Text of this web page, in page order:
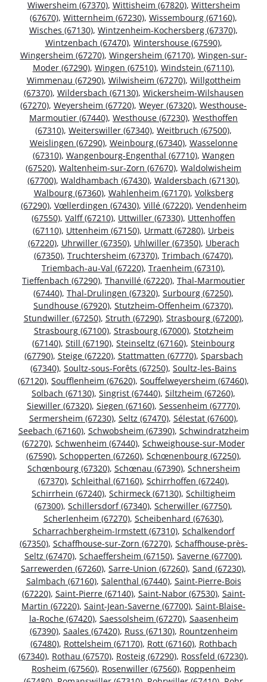
Wiwersheim (67370), Wittisheim (67820), Wittersheim
(67670), Witternheim (67230), Wissembourg (67160),
Wisches (67130), Wintzenheim-Kochersberg (67370),
Wintzenbach (67470), Wintershouse (67590),
Wingersheim (67270), Wingersheim (67170), Wingen-sur-
Moder (67290), Wingen (67510), Windstein (67110),
Wimmenau (67290), Wilwisheim (67270), Willgottheim
(67370), Wildersbach (67130), Wickersheim-Wilshausen
(67270), Weyersheim (67720), Weyer (67320), Westhouse-
Marmoutier (67440), Westhouse (67230), Westhoffen
(67310), Weiterswiller (67340), Weitbruch (67500),
Weislingen (67290), Weinbourg (67340), Wasselonne
(67310), Wangenbourg-Engenthal (67710), Wangen
(67520), Waltenheim-sur-Zorn (67670), Waldolwisheim
(67700), Waldhambach (67430), Waldersbach (67130),
Walbourg (67360), Wahlenheim (67170), Volksberg
(67290), Vœllerdingen (67430), Villé (67220), Vendenheim
(67550), Valff (67210), Uttwiller (67330), Uttenhoffen
(67110), Uttenheim (67150), Urmatt (67280), Urbeis
(67220), Uhrwiller (67350), Uhlwiller (67350), Uberach
(67350), Truchtersheim (67370), Trimbach (67470),
Triembach-au-Val (67220), Traenheim (67310),
Tieffenbach (67290), Thanvillé (67220), Thal-Marmoutier
(67440), Thal-Drulingen (67320), Surbourg (67250),
Sundhouse (67920), Stutzheim-Offenheim (67370),
Stundwiller (67250), Struth (67290), Strasbourg (67200),
Strasbourg (67100), Strasbourg (67000), Stotzheim
(67140), Still (67190), Steinseltz (67160), Steinbourg
(67790), Steige (67220), Stattmatten (67770), Sparsbach
(67340), Soultz-sous-Forêts (67250), Soultz-les-Bains
(67120), Soufflenheim (67620), Souffelweyersheim (67460),
Solbach (67130), Singrist (67440), Siltzheim (67260),
Siewiller (67320), Siegen (67160), Sessenheim (67770),
Sermersheim (67230), Seltz (67470), Sélestat (67600),
Seebach (67160), Schwobsheim (67390), Schwindratzheim
(67270), Schwenheim (67440), Schweighouse-sur-Moder
(67590), Schopperten (67260), Schœnenbourg (67250),
Schœnbourg (67320), Schœnau (67390), Schnersheim
(67370), Schleithal (67160), Schirrhoffen (67240),
Schirrhein (67240), Schirmeck (67130), Schiltigheim
(67300), Schillersdorf (67340), Scherwiller (67750),
Scherlenheim (67270), Scheibenhard (67630),
Scharrachbergheim-Irmstett (67310), Schalkendorf
(67350), Schaffhouse-sur-Zorn (67270), Schaffhouse-près-
Seltz (67470), Schaeffersheim (67150), Saverne (67700),
Sarrewerden (67260), Sarre-Union (67260), Sand (67230),
Salmbach (67160), Salenthal (67440), Saint-Pierre-Bois
(67220), Saint-Pierre (67140), Saint-Nabor (67530), Saint-
Martin (67220), Saint-Jean-Saverne (67700), Saint-Blaise-
la-Roche (67420), Saessolsheim (67270), Saasenheim
(67390), Saales (67420), Russ (67130), Rountzenheim
(67480), Rottelsheim (67170), Rott (67160), Rothbach
(67340), Rothau (67570), Rosteig (67290), Rossfeld (67230),
Rosheim (67560), Rosenwiller (67560), Roppenheim